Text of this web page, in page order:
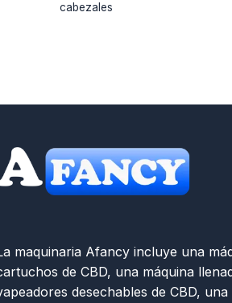
cabezales
maquinaria Afancy incluye una
de CBD, una máquina
desechables de CBD,